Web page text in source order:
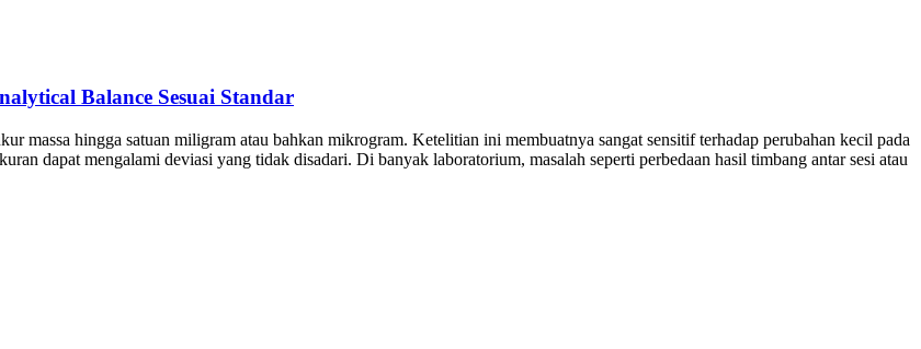
Balance Sesuai Standar
massa hingga satuan miligram atau bahkan mikrogram. Ketelitian ini membuatnya sangat sensitif terhadap perubahan kecil pada
dapat mengalami deviasi yang tidak disadari. Di banyak laboratorium, masalah seperti perbedaan hasil timbang antar sesi atau